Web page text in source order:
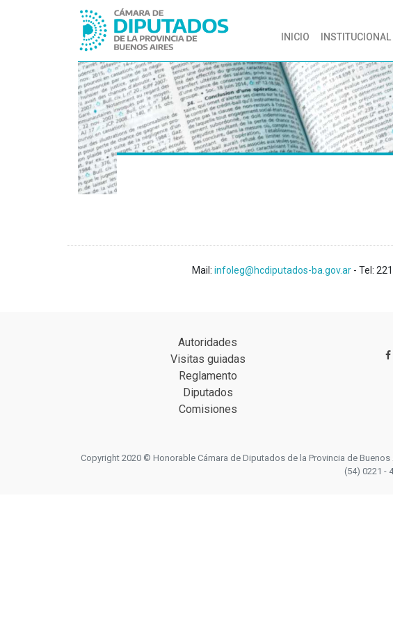
INICIO (CURRENT)
INSTITUCIONAL
Mail: infoleg@hcdiputados-ba.gov.ar - Tel:
Autoridades
Visitas guiadas
Reglamento
Diputados
Comisiones

Copyright 2020 © Honorable Cámara de Diputados de la Provincia de
(54) 0221 -